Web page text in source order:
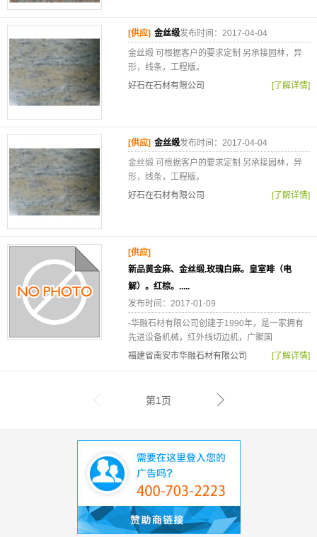
[供应] 金丝缎发布时间：2017-04-04
金丝缎 可根据客户的要求定制 另承接园林，异
形，线条，工程版。
好石在石材有限公司
[了解详情]
[供应] 金丝缎发布时间：2017-04-04
金丝缎 可根据客户的要求定制 另承接园林，异
形，线条，工程版。
好石在石材有限公司
[了解详情]
[供应]
新品黄金麻、金丝缎.玫瑰白麻。皇室啡（电
解）。红棕。.....
发布时间：2017-01-09
-华融石材有限公司创建于1990年，是一家拥有
先进设备机械，红外线切边机，广聚国
福建省南安市华融石材有限公司
[了解详情]
第1页